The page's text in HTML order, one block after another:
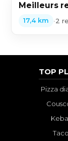
Meilleurs
17,4 km •2
TOP
Pizza